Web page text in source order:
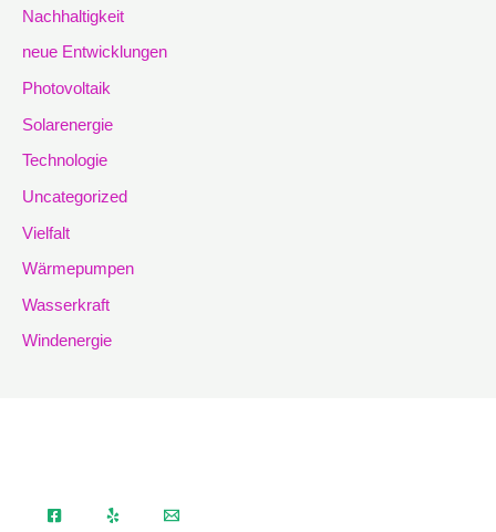
Nachhaltigkeit
neue Entwicklungen
Photovoltaik
Solarenergie
Technologie
Uncategorized
Vielfalt
Wärmepumpen
Wasserkraft
Windenergie